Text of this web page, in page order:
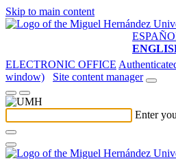
Skip to main content
ELECTRONIC OFFICE
window)
Site content manager
Enter